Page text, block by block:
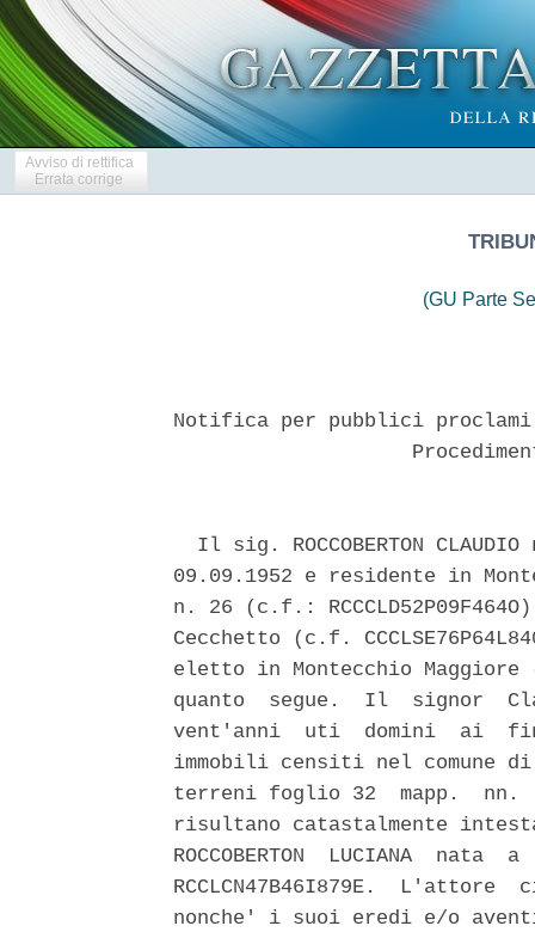
Avviso di rettifica
Errata corrige
(GU Parte
Notifica per pubblici
Il sig. ROCCOBERTON CLAUDIO
09.09.1952 e residente in
n. 26 (c.f.:
Cecchetto (c.f.
eletto in Montecchio
quanto  segue.  Il  signor
vent'anni  uti  domini  ai
immobili censiti nel comune
terreni foglio 32  mapp.
risultano catastalmente
ROCCOBERTON  LUCIANA
RCCLCN47B46I879E.
nonche' i suoi eredi e/o